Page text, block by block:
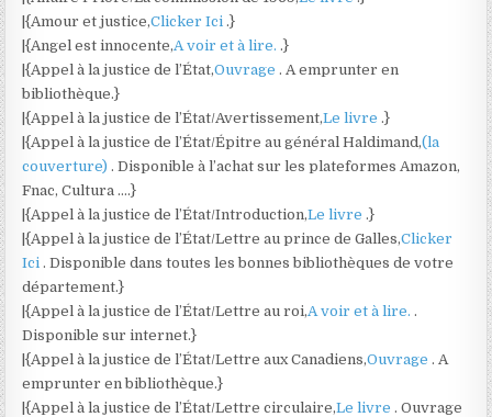
|{Amour et justice,Clicker Ici.}
|{Angel est innocente,A voir et à lire..}
|{Appel à la justice de l’État,Ouvrage. A emprunter en
bibliothèque.}
|{Appel à la justice de l’État/Avertissement,Le livre.}
|{Appel à la justice de l’État/Épitre au général Haldimand,(la
couverture). Disponible à l’achat sur les plateformes Amazon,
Fnac, Cultura ….}
|{Appel à la justice de l’État/Introduction,Le livre.}
|{Appel à la justice de l’État/Lettre au prince de Galles,Clicker
Ici. Disponible dans toutes les bonnes bibliothèques de votre
département.}
|{Appel à la justice de l’État/Lettre au roi,A voir et à lire..
Disponible sur internet.}
|{Appel à la justice de l’État/Lettre aux Canadiens,Ouvrage. A
emprunter en bibliothèque.}
|{Appel à la justice de l’État/Lettre circulaire,Le livre. Ouvrage